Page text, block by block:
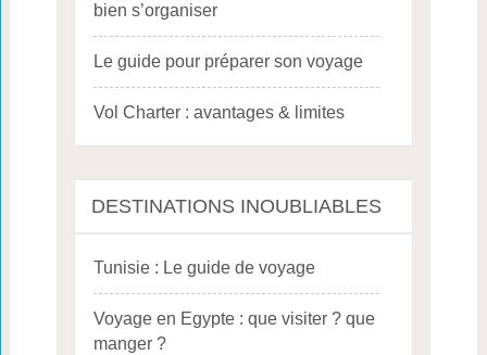
bien s’organiser
Le guide pour préparer son voyage
Vol Charter : avantages & limites
DESTINATIONS INOUBLIABLES
Tunisie : Le guide de voyage
Voyage en Egypte : que visiter ? que
manger ?